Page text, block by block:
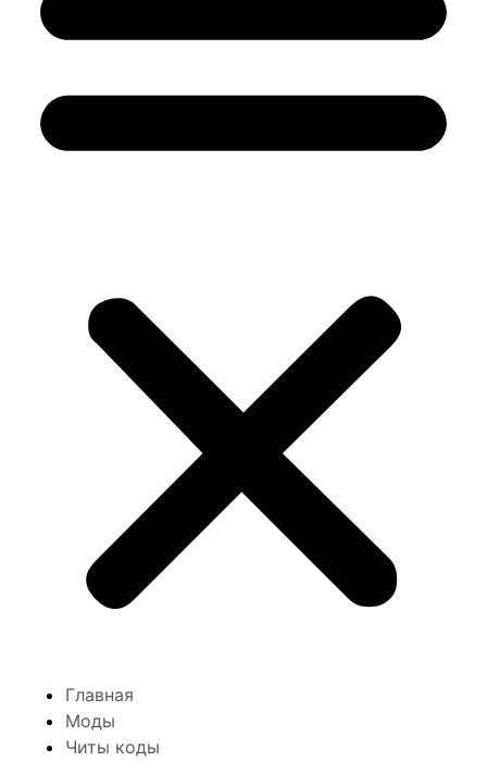
Главная
Моды
Читы коды